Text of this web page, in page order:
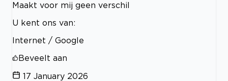
Maakt voor mij geen verschil
U kent ons van:
Internet / Google
Beveelt aan
17 January 2026